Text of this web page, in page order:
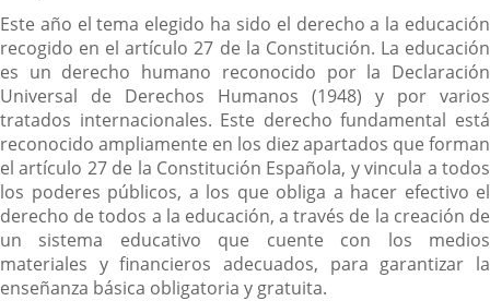
Este año el tema elegido ha sido el derecho a la educación
recogido en el artículo 27 de la Constitución. La educación
es un derecho humano reconocido por la Declaración
Universal de Derechos Humanos (1948) y por varios
tratados internacionales. Este derecho fundamental está
reconocido ampliamente en los diez apartados que forman
el artículo 27 de la Constitución Española, y vincula a todos
los poderes públicos, a los que obliga a hacer efectivo el
derecho de todos a la educación, a través de la creación de
un sistema educativo que cuente con los medios
materiales y financieros adecuados, para garantizar la
enseñanza básica obligatoria y gratuita.